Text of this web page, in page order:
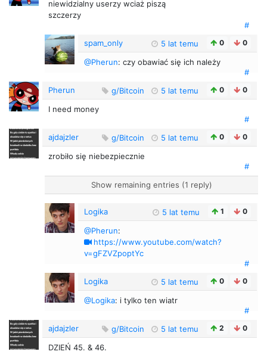
niewidzialny userzy wciaż piszą
szczerzy
#
spam_only
5 lat temu 0 0
@Pherun: czy obawiać się ich należy
#
Pherun
g/Bitcoin 5 lat temu 0 0
I need money
#
ajdajzler
g/Bitcoin 5 lat temu 0 0
zrobiło się niebezpiecznie
#
Show remaining entries (1 reply)
Logika 5 lat temu 1 0
@Pherun:
https://www.youtube.com/watch?
v=gFZVZpoptYc
#
Logika
5 lat temu 0 0
@Logika: i tylko ten wiatr
#
ajdajzler
g/Bitcoin 5 lat temu 2 0
DZIEŃ 45. & 46.